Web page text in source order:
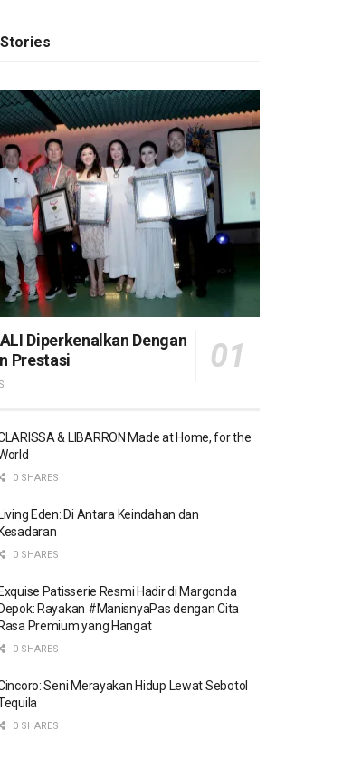
Diperkenalkan Dengan
Prestasi
& LIBARRON Made at Home, for the
0 SHARES
Living Eden: Di Antara Keindahan dan
Kesadaran
0 SHARES
Exquise Patisserie Resmi Hadir di Margonda
Depok: Rayakan #ManisnyaPas dengan Cita
Rasa Premium yang Hangat
0 SHARES
Seni Merayakan Hidup Lewat Sebotol
0 SHARES